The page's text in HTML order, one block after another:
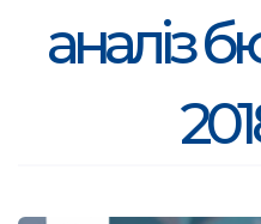
аналіз